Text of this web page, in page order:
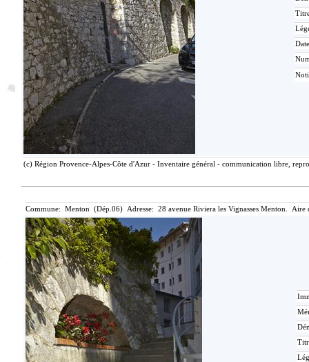
(c) Région Provence-Alpes-Côte d'Azur - Inventaire général - communication libre,
Commune: Menton (Dép.06) Adresse: 28 avenue Riviera les Vignasses Menton.